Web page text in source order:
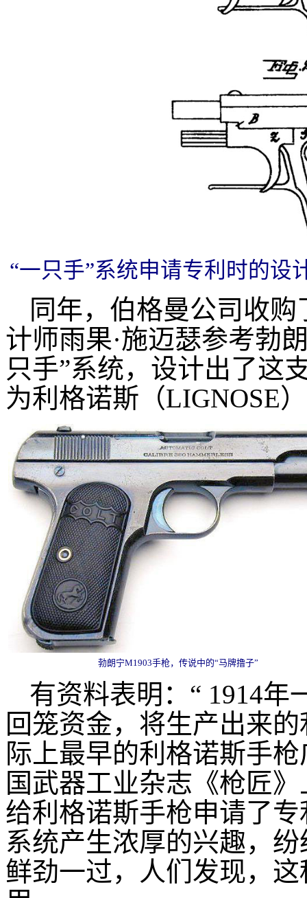
“一只手”系统申请专利时的设
同年，伯格曼公司收
计师雨果·施迈瑟参考勃
只手”系统，设计出了这
为利格诺斯（LIGNOSE
勃朗宁M1903手枪，传说中的“马牌撸子”
有资料表明：“ 1914年
回笼资金，将生产出来
际上最早的利格诺斯手
国武器工业杂志《枪匠
给利格诺斯手枪申请了
系统产生浓厚的兴趣，
鲜劲一过，人们发现，